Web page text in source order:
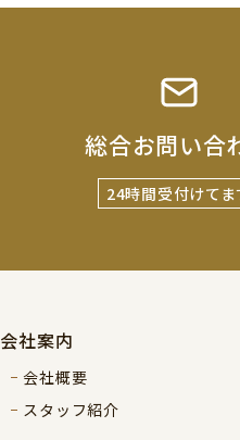
総合お問い合
24時間受付けてま
会社案内
会社概要
スタッフ紹介